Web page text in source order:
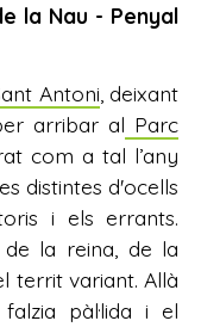
la Nau - Penyal
Antoni , deixant
arribar al Parc
com a tal l’any
distintes d'ocells
i els errants.
la reina, de la
territ variant. Allà
pàl·lida i el